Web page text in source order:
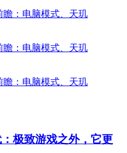
极致游戏之外，它更